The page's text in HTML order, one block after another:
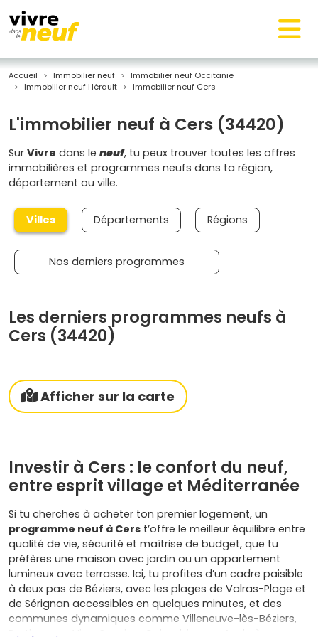
Accueil Immobilier neuf
Immobilier neuf Occitanie
Immobilier neuf Hérault
Immobilier neuf Cers
L'immobilier neuf à Cers (34420)
Sur Vivre dans le neuf, tu peux trouver toutes les offres
immobilières et programmes neufs dans ta région,
département ou ville.
Villes Départements Régions
Nos derniers programmes
Les derniers programmes neufs à
Cers (34420)
Afficher sur la carte
Investir à Cers : le confort du neuf,
entre esprit village et Méditerranée
Si tu cherches à acheter ton premier logement, un
programme neuf à Cers t’offre le meilleur équilibre entre
qualité de vie, sécurité et maîtrise de budget, que tu
préfères une maison avec jardin ou un appartement
lumineux avec terrasse. Ici, tu profites d’un cadre paisible
à deux pas de Béziers, avec les plages de Valras-Plage et
de Sérignan accessibles en quelques minutes, et des
communes dynamiques comme Villeneuve-lès-Béziers,
Portiragnes, Vias, Sauvian, Colombiers ou Agde à